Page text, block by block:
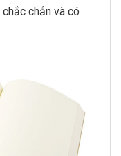
chắn và có